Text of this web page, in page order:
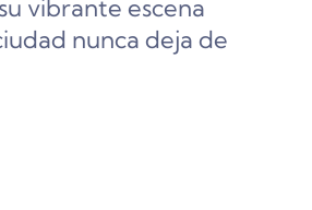
vibrante escena
nunca deja de